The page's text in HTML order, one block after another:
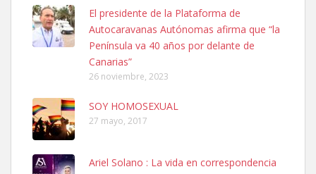
Ninfa perdida
El día 5 se los perdió una ninfa papillera, asustada tiene miedo a la
calle, se perdió por la zon...
Leales.org » Gran Canaria
6.7.2025
Adopcion
El presidente de la Plataforma de
Autocaravanas Autónomas afirma que “la
Península va 40 años por delante de
Canarias”
26 noviembre, 2023
SOY HOMOSEXUAL
27 mayo, 2017
Ariel Solano : La vida en correspondencia